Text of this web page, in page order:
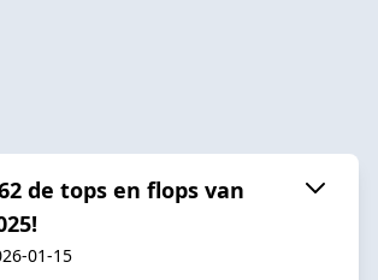
de tops en flops van
01-15